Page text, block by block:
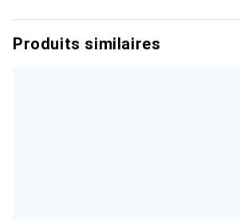
Produits similaires